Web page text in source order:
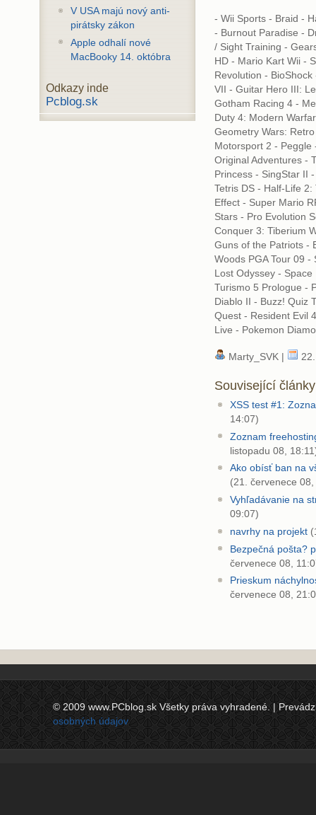
V USA majú nový anti-
pirátsky zákon
Apple odhalí nové
MacBooky 14. októbra
Odkazy inde
Pcblog.sk
- Wii Sports - Braid -
- Burnout Paradise -
/ Sight Training -
HD - Mario Kart Wii -
Revolution -
VII - Guitar Hero III:
Gotham Racing 4 -
Duty 4: Modern
Geometry Wars:
Motorsport 2 -
Original Adventures -
Princess - SingStar II
Tetris DS - Half-Life
Effect - Super Mario
Stars - Pro Evolution
Conquer 3: Tiberium
Guns of the Patriots -
Woods PGA Tour 09
Lost Odyssey -
Turismo 5 Prologue -
Diablo II - Buzz! Quiz
Quest - Resident Evil
Live - Pokemon
Marty_SVK |
Související články
XSS test #1:
14:07)
Zoznam
listopadu 08,
Ako obísť ban na
(21. červenece
Vyhľadávanie na
09:07)
navrhy na projekt
Bezpečná pošta?
červenece 08,
Prieskum
červenece 08,
© 2009 www.PCblog.sk Všetky práva vyhradené. |
osobných údajov